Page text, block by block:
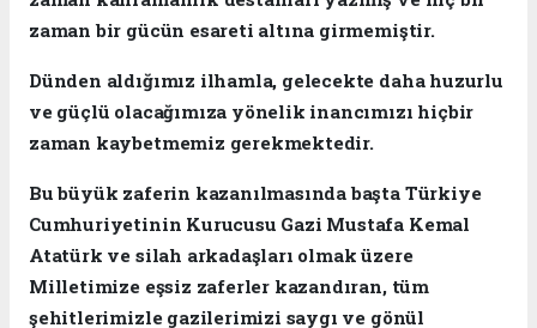
zaman bir gücün esareti altına girmemiştir.
Dünden aldığımız ilhamla, gelecekte daha huzurlu
ve güçlü olacağımıza yönelik inancımızı hiçbir
zaman kaybetmemiz gerekmektedir.
Bu büyük zaferin kazanılmasında başta Türkiye
Cumhuriyetinin Kurucusu Gazi Mustafa Kemal
Atatürk ve silah arkadaşları olmak üzere
Milletimize eşsiz zaferler kazandıran, tüm
şehitlerimizle gazilerimizi saygı ve gönül